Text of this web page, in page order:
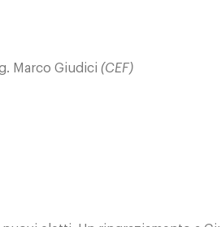
Marco Giudici (CEF)